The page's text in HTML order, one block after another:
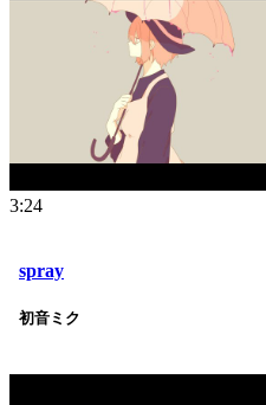
3:24
spray
初音ミク